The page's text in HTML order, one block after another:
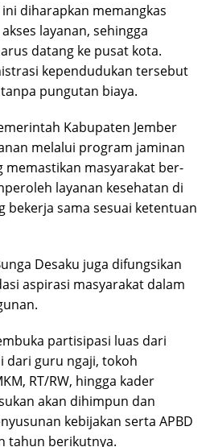
diharapkan memangkas
layanan, sehingga
datang ke pusat kota.
kependudukan tersebut
pungutan biaya.
Kabupaten Jember
melalui program jaminan
memastikan masyarakat ber-
layanan kesehatan di
bekerja sama sesuai ketentuan
Desaku juga difungsikan
aspirasi masyarakat dalam
partisipasi luas dari
dari guru ngaji, tokoh
RT/RW, hingga kader
akan dihimpun dan
kebijakan serta APBD
tahun berikutnya.